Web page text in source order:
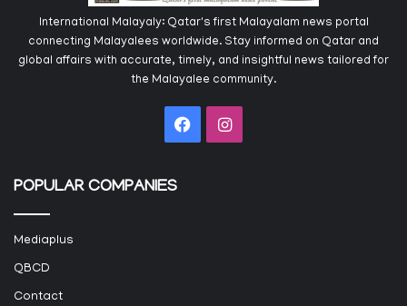
International Malayaly: Qatar's first Malayalam news portal
connecting Malayalees worldwide. Stay informed on Qatar and
global affairs with accurate, timely, and insightful news tailored for
the Malayalee community.
FacebookInstagram
POPULAR COMPANIES
Mediaplus
QBCD
Contact